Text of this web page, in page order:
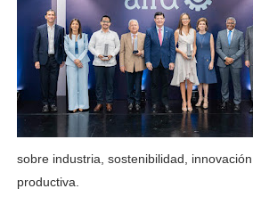
sobre industria, sostenibilidad,
productiva.